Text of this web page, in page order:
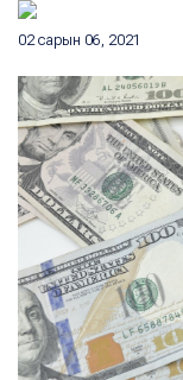
02 сарын 06, 2021